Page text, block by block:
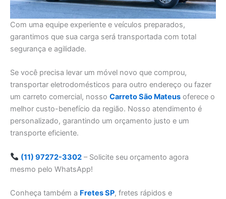
Com uma equipe experiente e veículos preparados,
garantimos que sua carga será transportada com total
segurança e agilidade.
Se você precisa levar um móvel novo que comprou,
transportar eletrodomésticos para outro endereço ou fazer
um carreto comercial, nosso Carreto São Mateus oferece o
melhor custo-benefício da região. Nosso atendimento é
personalizado, garantindo um orçamento justo e um
transporte eficiente.
(11) 97272-3302– Solicite seu orçamento agora
mesmo pelo WhatsApp!
Conheça também a Fretes SP, fretes rápidos e